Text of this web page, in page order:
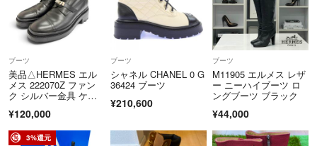
ブーツ
美品△HERMES エル
メス 222070Z ファン
ク シルバー金具 ケリ
プ レザー アンクルブ
ーツ ショートブー
ツ 黒 37.5
¥120,000
ブーツ
シャネル CHANEL 0 G
36424 ブーツ
¥210,600
ブーツ
M11905 エルメス レザ
ー ニーハイブーツ ロ
ングブーツ ブラック
¥44,000
3%還元